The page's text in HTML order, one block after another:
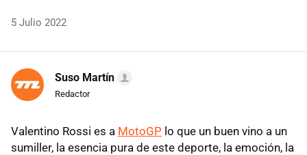
5 Julio 2022
Suso Martín
Redactor
Valentino Rossi es a MotoGP lo que un buen vino a un
sumiller, la esencia pura de este deporte, la emoción, la